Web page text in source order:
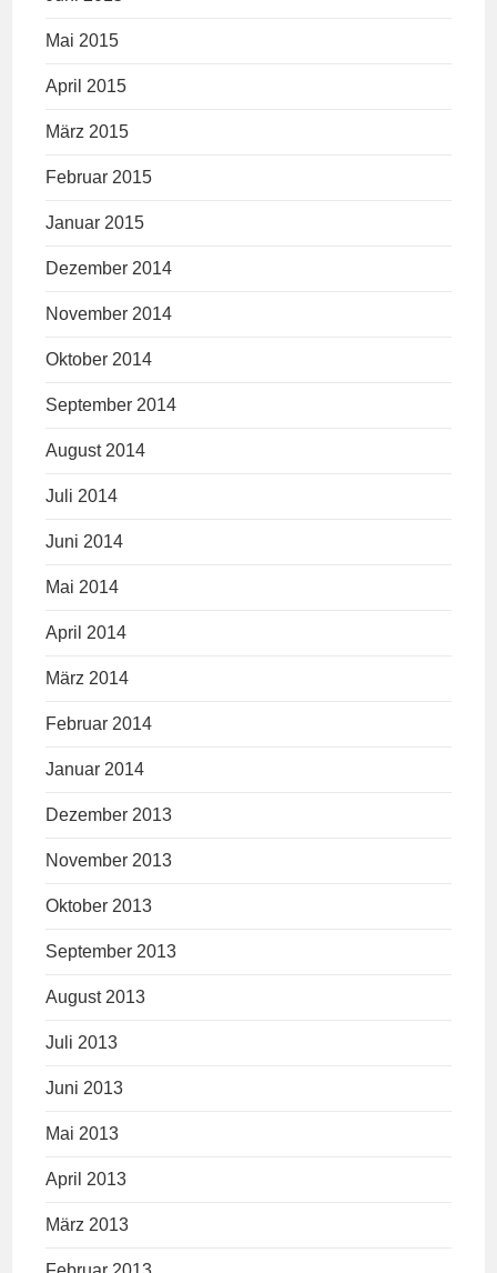
Mai 2015
April 2015
März 2015
Februar 2015
Januar 2015
Dezember 2014
November 2014
Oktober 2014
September 2014
August 2014
Juli 2014
Juni 2014
Mai 2014
April 2014
März 2014
Februar 2014
Januar 2014
Dezember 2013
November 2013
Oktober 2013
September 2013
August 2013
Juli 2013
Juni 2013
Mai 2013
April 2013
März 2013